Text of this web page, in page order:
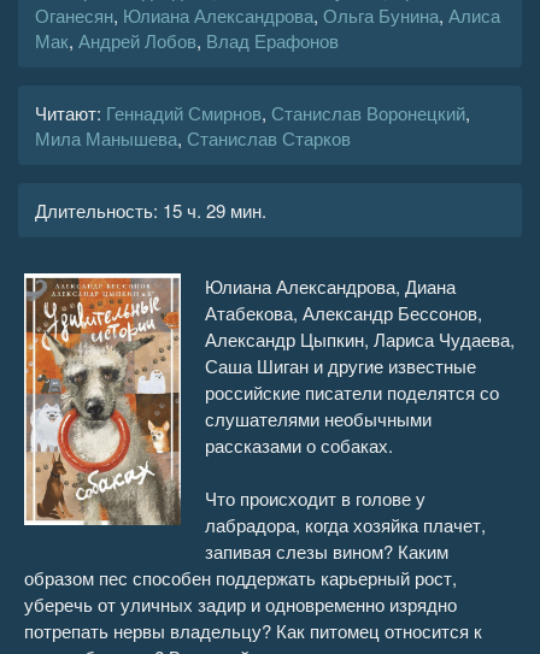
14
42:38
15
17
31:45
19
45:40
20
21
22
27:16
23
24
44:36
25
Оганесян, Юлиана Александрова, Ольга Бунина, Алиса
Мак, Андрей Лобов, Влад Ерафонов
Читают: Геннадий Смирнов, Станислав Воронецкий,
Мила Манышева, Станислав Старков
Длительность: 15 ч. 29 мин.
Юлиана Александрова, Диана
Атабекова, Александр Бессонов,
Александр Цыпкин, Лариса Чудаева,
Саша Шиган и другие известные
российские писатели поделятся со
слушателями необычными
рассказами о собаках.
Что происходит в голове у
лабрадора, когда хозяйка плачет,
запивая слезы вином? Каким
образом пес способен поддержать карьерный рост,
уберечь от уличных задир и одновременно изрядно
потрепать нервы владельцу? Как питомец относится к